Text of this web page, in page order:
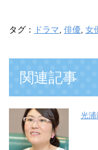
タグ： ドラマ, 俳優, 女
関連記事
光浦